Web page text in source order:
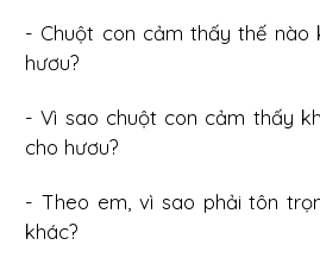
- Chuột con cảm thấy thế nào
hươu?
- Vì sao chuột con cảm thấy
cho hươu?
- Theo em, vì sao phải tôn
khác?